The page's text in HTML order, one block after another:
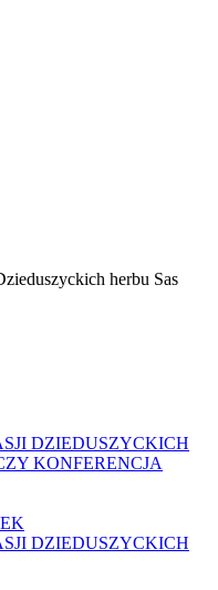
herbu Sas
DZIEDUSZYCKICH
KONFERENCJA
DZIEDUSZYCKICH